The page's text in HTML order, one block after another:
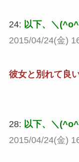
24: 以下、＼
2015/04/24(金)
彼女と別れて良
28: 以下、＼
2015/04/24(金)